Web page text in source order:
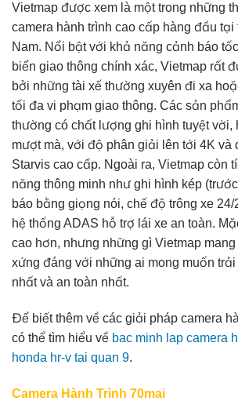
Vietmap được xem là một trong những
camera hành trình cao cấp hàng đầu
Nam. Nổi bật với khả năng cảnh báo
biển giao thông chính xác, Vietmap rất
bởi những tài xế thường xuyên đi xa
tối đa vi phạm giao thông. Các sản
thường có chất lượng ghi hình tuyệt vời,
mượt mà, với độ phân giải lên tới 4K và
Starvis cao cấp. Ngoài ra, Vietmap còn
năng thông minh như ghi hình kép
báo bằng giọng nói, chế độ trông xe 24/
hệ thống ADAS hỗ trợ lái xe an toàn.
cao hơn, nhưng những gì Vietmap
xứng đáng với những ai mong muốn
nhất và an toàn nhất.
Để biết thêm về các giải pháp camera
có thể tìm hiểu về bac minh lap camera
honda hr-v tai quan 9.
Camera Hành Trình 70mai